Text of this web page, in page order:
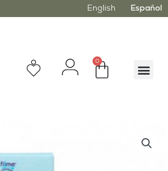
English Español
0